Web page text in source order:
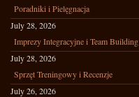
Poradniki i Pielęgnacja
July 28, 2026
Imprezy Integracyjne i Team Building
July 28, 2026
Sprzęt Treningowy i Recenzje
July 26, 2026